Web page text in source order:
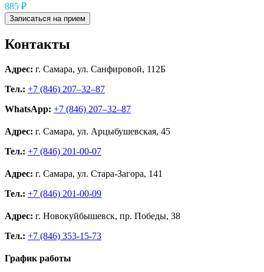
885 ₽
Записаться на прием
Контакты
Адрес: г. Самара, ул. Санфировой, 112Б
Тел.: +7 (846) 207‒32‒87
WhatsApp: +7 (846) 207‒32‒87
Адрес: г. Самара, ул. Арцыбушевская, 45
Тел.: +7 (846) 201-00-07
Адрес: г. Самара, ул. Стара-Загора, 141
Тел.: +7 (846) 201-00-09
Адрес: г. Новокуйбышевск, пр. Победы, 38
Тел.: +7 (846) 353-15-73
График работы